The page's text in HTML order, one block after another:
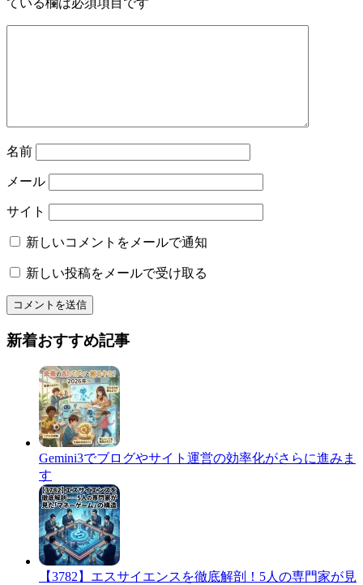
ている欄は必須項目です
名前
メール
サイト
新しいコメントをメールで通知
新しい投稿をメールで受け取る
新着おすすめ記事
Gemini3でブログやサイト運営の効率化がさらに進みま
す
​【3782】エスサイエンスを徹底解剖！5人の専門家が見